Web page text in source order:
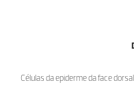
Células da epiderme da face